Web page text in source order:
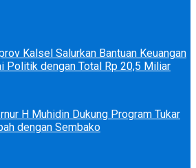
Kalsel Salurkan Bantuan Keuangan
Politik dengan Total Rp 20,5 Miliar
H Muhidin Dukung Program Tukar
dengan Sembako